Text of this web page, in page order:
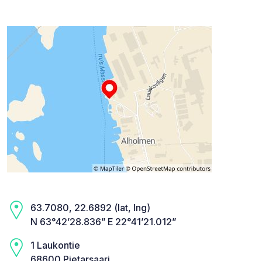
63.7080, 22.6892 (lat, lng)
N 63°42’28.836” E 22°41’21.012”
1 Laukontie